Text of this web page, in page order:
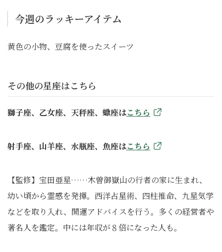
今週のラッキーアイテム
黄色の小物、豆腐を使ったスイーツ
その他の星座はこちら
獅子座、乙女座、天秤座、蠍座はこちら
射手座、山羊座、水瓶座、魚座はこちら
【監修】宝田亜星……木曽御嶽山の行者の家に生まれ、
幼い頃から霊感を発揮。西洋占星術、四柱推命、九星気学
などを取り入れ、開運アドバイスを行う。多くの経営者や
著名人を鑑定。中には年収が８倍になった人も。